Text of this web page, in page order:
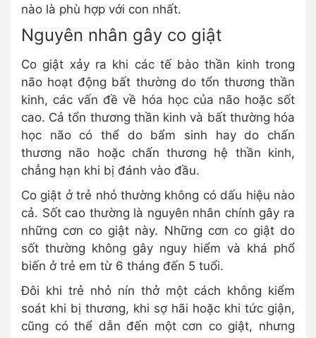
nào là phù hợp với con nhất.
Nguyên nhân gây co giật
Co giật xảy ra khi các tế bào thần kinh trong
não hoạt động bất thường do tổn thương thần
kinh, các vấn đề về hóa học của não hoặc sốt
cao. Cả tổn thương thần kinh và bất thường hóa
học não có thể do bẩm sinh hay do chấn
thương não hoặc chấn thương hệ thần kinh,
chẳng hạn khi bị đánh vào đầu.
Co giật ở trẻ nhỏ thường không có dấu hiệu nào
cả. Sốt cao thường là nguyên nhân chính gây ra
những cơn co giật này. Những cơn co giật do
sốt thường không gây nguy hiểm và khá phổ
biến ở trẻ em từ 6 tháng đến 5 tuổi.
Đôi khi trẻ nhỏ nín thở một cách không kiểm
soát khi bị thương, khi sợ hãi hoặc khi tức giận,
cũng có thể dẫn đến một cơn co giật, nhưng